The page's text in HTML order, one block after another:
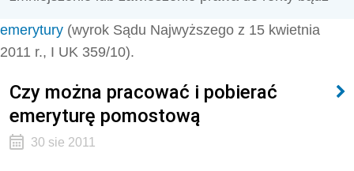
emerytury (wyrok Sądu Najwyższego z 15 kwietnia
2011 r., I UK 359/10).
Czy można pracować i pobierać
emeryturę pomostową
30 sie 2011